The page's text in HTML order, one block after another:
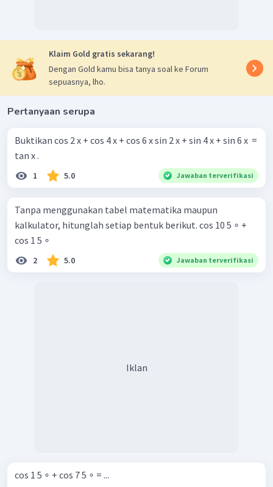
Klaim Gold gratis sekarang!
Dengan Gold kamu bisa tanya soal ke Forum
sepuasnya, lho.
Pertanyaan serupa
Buktikan cos 2 x + cos 4 x + cos 6 x sin 2 x + sin 4 x + sin 6 x ​ =
tan x .
1 5.0 Jawaban terverifikasi
Tanpa menggunakan tabel matematika maupun
kalkulator, hitunglah setiap bentuk berikut. cos 10 5 ∘ +
cos 1 5 ∘
2 5.0 Jawaban terverifikasi
Iklan
cos 1 5 ∘ + cos 7 5 ∘ = ...